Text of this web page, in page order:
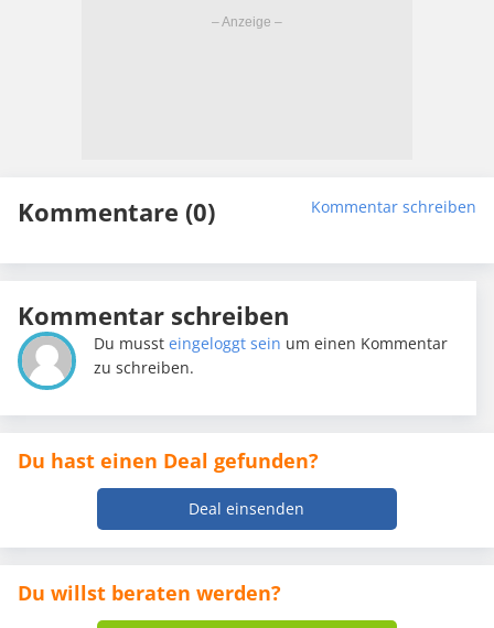
Kommentare (0) Kommentar schreiben
Kommentar schreiben
Du mussteingeloggt sein um einen Kommentar
zu schreiben.
Du hast einen Deal gefunden?
Deal einsenden
Du willst beraten werden?